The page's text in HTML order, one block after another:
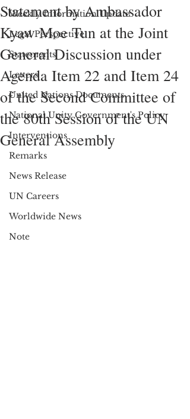
Weekly Information Update
Legal Perspective
Statements
Letters
United Nations Documents
National Unity Government's Policy
Interventions
Remarks
News Release
UN Careers
Worldwide News
Note
Statement by Ambassador
Kyaw Moe Tun at the Joint
General Discussion under
Agenda Item 22 and Item 24
of the Second Committee of
the 80th Session of the UN
General Assembly